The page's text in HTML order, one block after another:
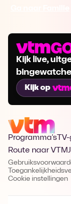
Kijk live,
Kijk op
Programma's
Route naar VTM
Cookie instellingen